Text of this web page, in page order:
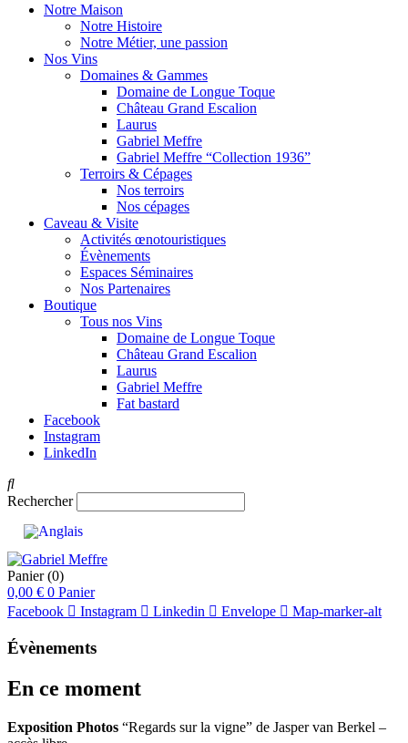
Notre Maison
Notre Histoire
Notre Métier, une passion
Nos Vins
Domaines & Gammes
Domaine de Longue Toque
Château Grand Escalion
Laurus
Gabriel Meffre
Gabriel Meffre “Collection 1936”
Terroirs & Cépages
Nos terroirs
Nos cépages
Caveau & Visite
Activités œnotouristiques
Évènements
Espaces Séminaires
Nos Partenaires
Boutique
Tous nos Vins
Domaine de Longue Toque
Château Grand Escalion
Laurus
Gabriel Meffre
Fat bastard
Facebook
Instagram
LinkedIn
Rechercher
Panier (0)
0,00 € 0 Panier
Facebook
Instagram Linkedin Envelope Map-marker-alt
Évènements
En ce moment
Exposition Photos “Regards sur la vigne” de Jasper van Berkel –